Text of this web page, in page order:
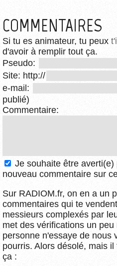
COMMENTAIRES
Si tu es animateur, tu peux
d'avoir à remplir tout ça.
Pseudo:
Site: http://
e-mail:
publié)
Commentaire:
Je souhaite être
nouveau commentaire sur
Sur RADIOM.fr, on en a un
commentaires qui te
messieurs complexés par
met des vérifications un
personne n'essaye de nous
pourris. Alors désolé, mais
ça :